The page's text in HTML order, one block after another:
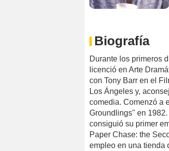
Biografía
Durante los primeros
licenció en Arte
con Tony Barr en el
Los Ángeles y,
comedia. Comenzó a
Groundlings" en
consiguió su primer
Paper Chase: the
empleo en una tienda